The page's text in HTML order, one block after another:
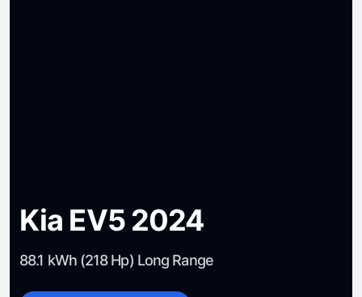
Kia EV5 2024
88.1 kWh (218 Hp) Long Range